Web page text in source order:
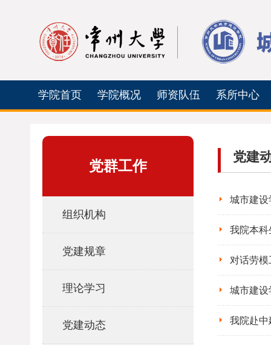
学院首页 学院概况 师资队伍 系所中心
党群工作
组织机构
党建规章
理论学习
党建动态
党建
城市建设
我院本科
对话劳
城市建设
我院赴中